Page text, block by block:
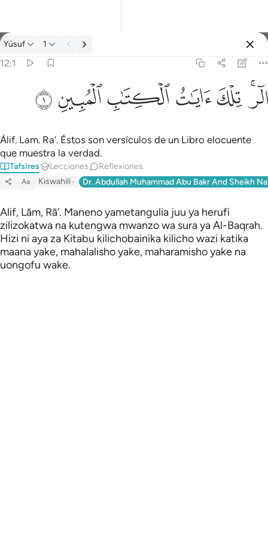
Tafsir: Yúsuf 12:1
Yúsuf 1
12:1
الر تلك ايات الكتاب المبين ١
الٓر ۚ تِلْكَ ءَايَـٰتُ ٱلْكِتَـٰبِ ٱلْمُبِينِ ١
ﲒﲓﲔﲕﲖﲗﲘ
Álif. Lam. Ra’. Éstos son versículos de un Libro elocuente
que muestra la verdad.
Tafsires Lecciones Reflexiones.
Aa Kiswahili Dr. Abdullah Muhammad Abu Bakr And Sheikh
Alif, Lām, Rā’. Maneno yametangulia juu ya herufi
zilizokatwa na kutengwa mwanzo wa sura ya Al-Baqrah.
Hizi ni aya za Kitabu kilichobainika kilicho wazi katika
maana yake, mahalalisho yake, maharamisho yake na
uongofu wake.